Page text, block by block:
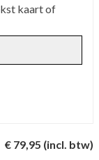
kaart of
€ 79,95 (incl. btw)